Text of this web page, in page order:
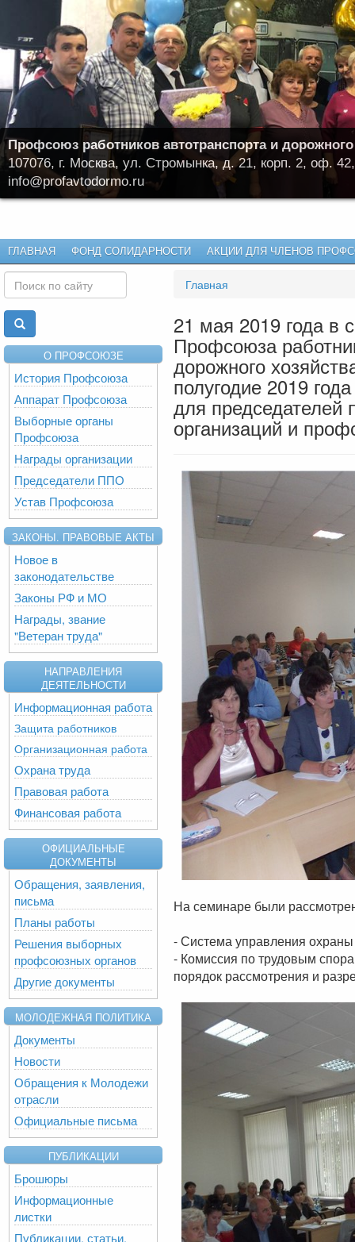
Профсоюз работников автотранспорта и
107076, г. Москва, ул. Стромынка, д. 21, корп. 2, оф.
info@profavtodormo.ru
ГЛАВНАЯ ФОНД СОЛИДАРНОСТИ АКЦИИ ДЛЯ ЧЛЕНОВ
О ПРОФСОЮЗЕ
История Профсоюза
Аппарат Профсоюза
Выборные органы
Профсоюза
Награды организации
Председатели ППО
Устав Профсоюза
ЗАКОНЫ. ПРАВОВЫЕ АКТЫ
Новое в
законодательстве
Законы РФ и МО
Награды, звание
"Ветеран труда"
НАПРАВЛЕНИЯ
ДЕЯТЕЛЬНОСТИ
Информационная работа
Защита работников
Организационная работа
Охрана труда
Правовая работа
Финансовая работа
ОФИЦИАЛЬНЫЕ
ДОКУМЕНТЫ
Обращения, заявления,
письма
Планы работы
Решения выборных
профсоюзных органов
Другие документы
МОЛОДЕЖНАЯ ПОЛИТИКА
Документы
Новости
Обращения к Молодежи
отрасли
Официальные письма
ПУБЛИКАЦИИ
Брошюры
Информационные
листки
Публикации, статьи,
Главная
21 мая 2019 года в
Профсоюза
дорожного
полугодие 2019
для
организаций и
На семинаре были
- Система управления
- Комиссия по трудовым
порядок рассмотрения и